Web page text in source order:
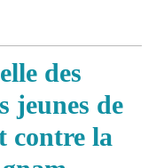
des
jeunes de
contre la